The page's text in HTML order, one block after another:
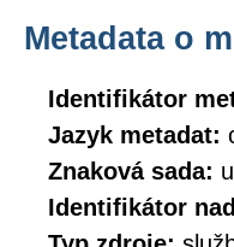
Metadata o
Identifikátor
Jazyk metadat:
Znaková sada:
Identifikátor